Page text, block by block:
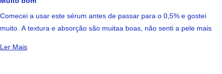
Comecei a usar este sérum antes de passar para o 0,5% e gostei
muito. A textura e absorção são muitaa boas, não senti a pele mais
boa qualidade
Ler MaisLer Mais Sobre Esta Avaliação